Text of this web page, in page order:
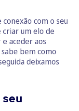
com o seu
um elo de
e aceder aos
bem como
deixamos